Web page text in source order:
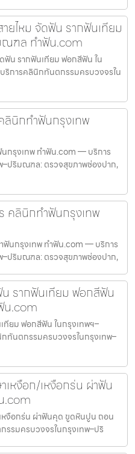
ไหม จัดฟัน รากฟันเทียม
ณฑล ทำฟัน.com
น รากฟันเทียม ฟอกสีฟัน ใน
การคลินิกทันตกรรมครบวงจรใน
นิกทำฟันกรุงเทพ
กรุงเทพ ทำฟัน.com — บริการ
ปริมณฑล: ตรวจสุขภาพช่องปาก,
คลินิกทำฟันกรุงเทพ
นกรุงเทพ ทำฟัน.com — บริการ
ปริมณฑล: ตรวจสุขภาพช่องปาก,
รากฟันเทียม ฟอกสีฟัน
น.com
ยม ฟอกสีฟัน ในกรุงเทพฯ–
นตกรรมครบวงจรในกรุงเทพ–
หงือก/เหงือกร่น ผ่าฟัน
งือกร่น ผ่าฟันคุด ขูดหินปูน ถอน
รมครบวงจรในกรุงเทพ–ปริ